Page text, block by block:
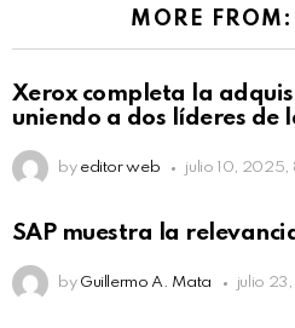
MORE FROM:
Xerox completa la
uniendo a dos líderes de
by editor web julio 10, 2025,
SAP muestra la
by Guillermo A. Mata julio